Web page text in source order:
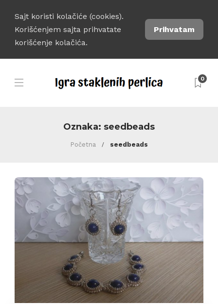
Sajt koristi kolačiće (cookies).
Korišćenjem sajta prihvatate
korišćenje kolačića.
Prihvatam
0
Oznaka: seedbeads
Početna seedbeads